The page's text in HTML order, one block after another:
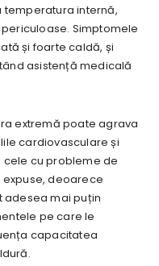
internă,
Simptomele
și foarte caldă, și
asistență medicală
extremă poate agrava
cardiovasculare și
cele cu probleme de
deoarece
adesea mai puțin
pe care le
capacitatea